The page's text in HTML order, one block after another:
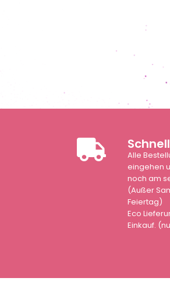
Alle
eingehen
noch am
(Außer
Feiertag)
Eco
Einkauf.